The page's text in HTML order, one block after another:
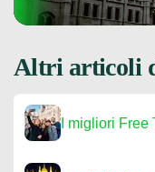
Altri articoli
I migliori